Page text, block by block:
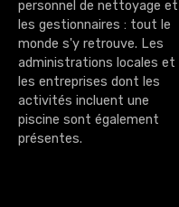
e
l
e
s
personnel de nettoyage et
les gestionnaires : tout le
monde s'y retrouve. Les
administrations locales et
les entreprises dont les
activités incluent une
piscine sont également
présentes.